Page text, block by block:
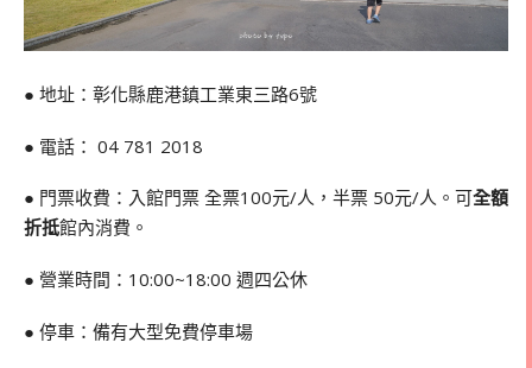
● 地址：彰化縣鹿港鎮工業東三路6號
● 電話： 04 781 2018
● 門票收費：入館門票 全票100元/人，半票 50元/人。可全額
折抵館內消費。
● 營業時間：10:00~18:00 週四公休
● 停車：備有大型免費停車場